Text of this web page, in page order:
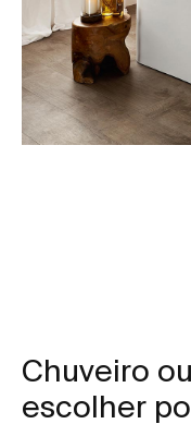
Chuveiro
escolher